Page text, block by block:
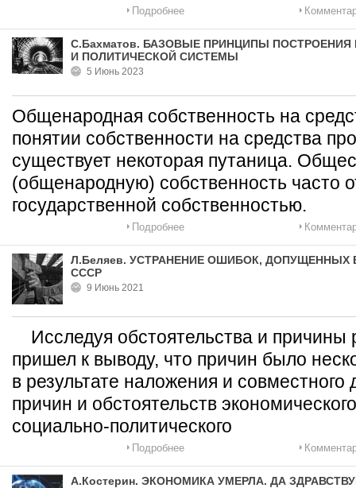
Подробнее
С.Бахматов. БАЗОВЫЕ ПРИНЦИПЫ
И ПОЛИТИЧЕСКОЙ СИСТЕМЫ
5 Июнь 2023
Общенародная собственность на
понятии собственности на средства
существует некоторая путаница.
(общенародную) собственность часто
государственной собственностью.
Подробнее
Л.Беляев. УСТРАНЕНИЕ ОШИБОК,
СССР
9 Июнь 2021
Исследуя обстоятельства и причины
пришел к выводу, что причин было
в результате наложения и совместного
причин и обстоятельств
социально-политического
Подробнее
А.Костерин. ЭКОНОМИКА УМЕРЛА. ДА